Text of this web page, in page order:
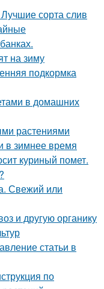
сорта слив
на зиму
подкормка
в домашних
растениями
в зимнее время
куриный помет.
Свежий или
и другую органику
статьи в
по